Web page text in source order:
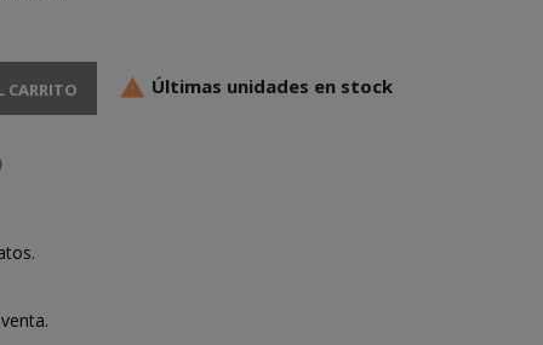
CARRITO  Últimas unidades en stock